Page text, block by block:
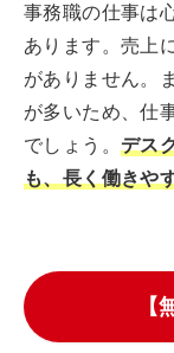
事務職の仕事は
あります。売上
がありません。
が多いため、仕
でしょう。 デス
も、長く働きや